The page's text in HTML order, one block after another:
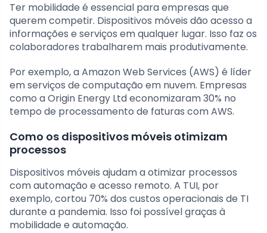
Ter mobilidade é essencial para empresas que
querem competir. Dispositivos móveis dão acesso a
informações e serviços em qualquer lugar. Isso faz os
colaboradores trabalharem mais produtivamente.
Por exemplo, a Amazon Web Services (AWS) é líder
em serviços de computação em nuvem. Empresas
como a Origin Energy Ltd economizaram 30% no
tempo de processamento de faturas com AWS.
Como os dispositivos móveis otimizam
processos
Dispositivos móveis ajudam a otimizar processos
com automação e acesso remoto. A TUI, por
exemplo, cortou 70% dos custos operacionais de TI
durante a pandemia. Isso foi possível graças à
mobilidade e automação.